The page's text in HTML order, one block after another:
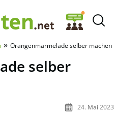
» Orangenmarmelade selber machen
selber
24. Mai 2023